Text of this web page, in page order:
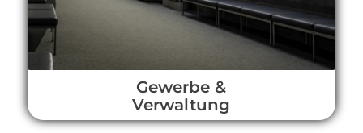
Gewerbe &
Verwaltung